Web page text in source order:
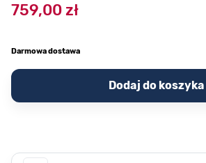
759,00 zł
Darmowa dostawa
Dodaj do koszyka